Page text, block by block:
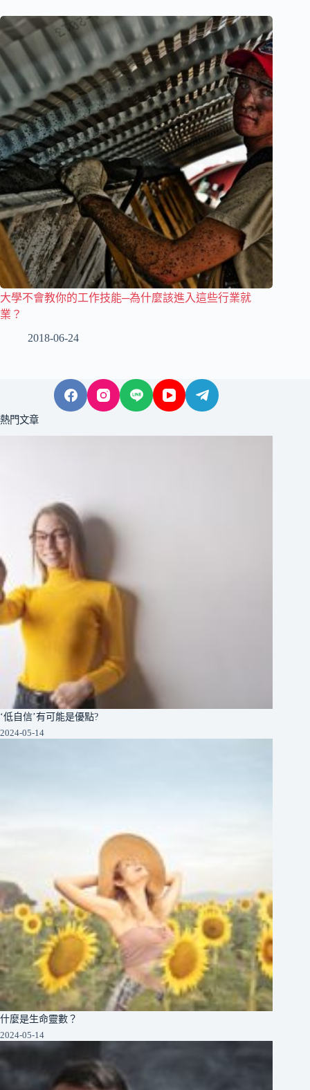
大學不會教你的工作技能─為什麼該進入這些行業就
業？
2018-06-24
熱門文章
‘低自信’有可能是優點?
2024-05-14
什麼是生命靈數？
2024-05-14